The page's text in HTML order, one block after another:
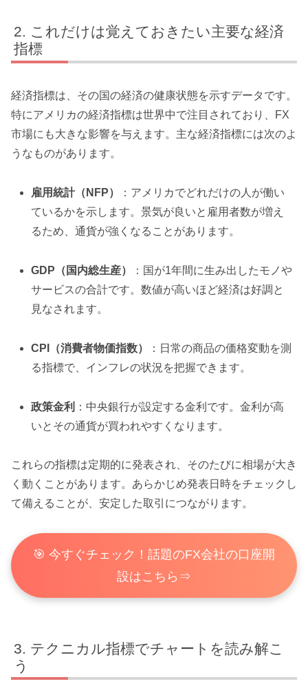
これだけは覚えておきたい主要な経済
指標
経済指標は、その国の経済の健康状態を示すデータです。
特にアメリカの経済指標は世界中で注目されており、FX
市場にも大きな影響を与えます。主な経済指標には次のよ
うなものがあります。
雇用統計（NFP）
：アメリカでどれだけの人が働い
ているかを示します。景気が良いと雇用者数が増え
るため、通貨が強くなることがあります。
GDP（国内総生産）
：国が1年間に生み出したモノや
サービスの合計です。数値が高いほど経済は好調と
見なされます。
CPI（消費者物価指数）
：日常の商品の価格変動を測
る指標で、インフレの状況を把握できます。
政策金利 ：中央銀行が設定する金利です。金利が高
いとその通貨が買われやすくなります。
これらの指標は定期的に発表され、そのたびに相場が大き
く動くことがあります。あらかじめ発表日時をチェックし
て備えることが、安定した取引につながります。
🎯 今すぐチェック！話題のFX会社の口座開
設はこちら⇒
テクニカル指標でチャートを読み解こ
う